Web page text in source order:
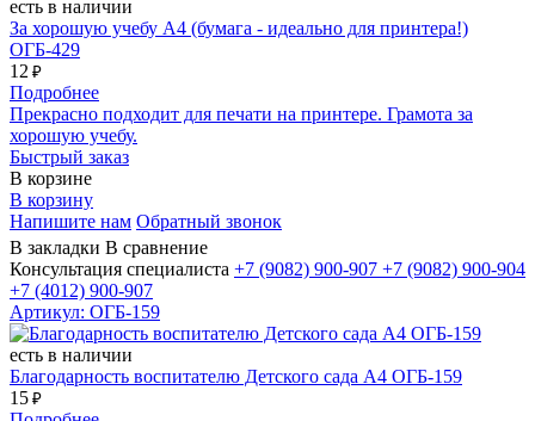
есть в наличии
За хорошую учебу А4 (бумага - идеально для принтера!)
ОГБ-429
12 ₽
Подробнее
Прекрасно подходит для печати на принтере. Грамота за
хорошую учебу.
Быстрый заказ
В корзине
В корзину
Напишите нам Обратный звонок
В закладки В сравнение
Консультация специалиста +7 (9082) 900-907 +7 (9082) 900-904
+7 (4012) 900-907
Артикул: ОГБ-159
есть в наличии
Благодарность воспитателю Детского сада А4 ОГБ-159
15 ₽